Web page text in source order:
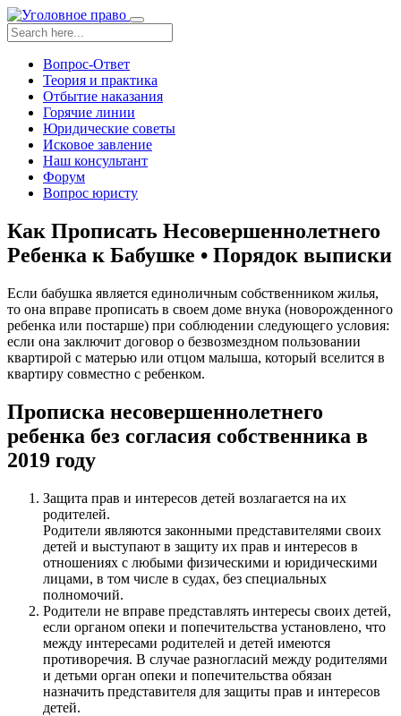
Toggle
navigation
Вопрос-Ответ
Теория и практика
Отбытие наказания
Горячие линии
Юридические советы
Исковое завление
Наш консультант
Форум
Вопрос юристу
Как Прописать Несовершеннолетнего
Ребенка к Бабушке • Порядок выписки
Если бабушка является единоличным собственником жилья,
то она вправе прописать в своем доме внука (новорожденного
ребенка или постарше) при соблюдении следующего условия:
если она заключит договор о безвозмездном пользовании
квартирой с матерью или отцом малыша, который вселится в
квартиру совместно с ребенком.
Прописка несовершеннолетнего
ребенка без согласия собственника в
2019 году
Защита прав и интересов детей возлагается на их
родителей.
Родители являются законными представителями своих
детей и выступают в защиту их прав и интересов в
отношениях с любыми физическими и юридическими
лицами, в том числе в судах, без специальных
полномочий.
Родители не вправе представлять интересы своих детей,
если органом опеки и попечительства установлено, что
между интересами родителей и детей имеются
противоречия. В случае разногласий между родителями
и детьми орган опеки и попечительства обязан
назначить представителя для защиты прав и интересов
детей.